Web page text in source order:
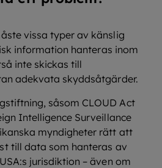
vissa typer av känslig
information hanteras inom
inte skickas till
adekvata skyddsåtgärder.
såsom CLOUD Act
Intelligence Surveillance
myndigheter rätt att
till data som hanteras av
jurisdiktion – även om